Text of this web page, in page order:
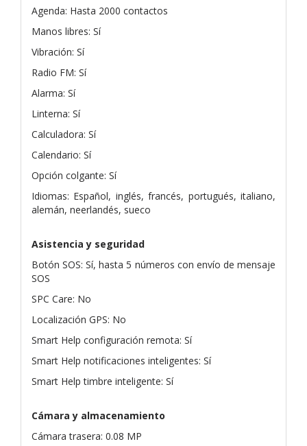
Agenda: Hasta 2000 contactos
Manos libres: Sí
Vibración: Sí
Radio FM: Sí
Alarma: Sí
Linterna: Sí
Calculadora: Sí
Calendario: Sí
Opción colgante: Sí
Idiomas: Español, inglés, francés, portugués, italiano,
alemán, neerlandés, sueco
Asistencia y seguridad
Botón SOS: Sí, hasta 5 números con envío de mensaje
SOS
SPC Care: No
Localización GPS: No
Smart Help configuración remota: Sí
Smart Help notificaciones inteligentes: Sí
Smart Help timbre inteligente: Sí
Cámara y almacenamiento
Cámara trasera: 0.08 MP